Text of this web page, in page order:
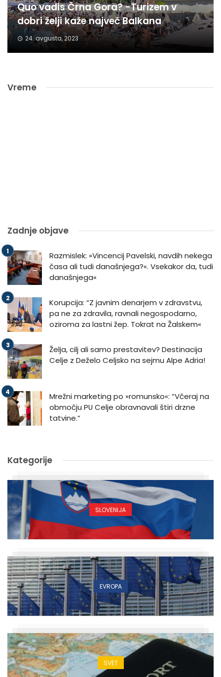
Quo vadis Črna Gora? -Turizem v
dobri želji kaže največ Balkana
24. avgusta, 2023
Vreme
Zadnje objave
Razmislek: »Vincencij Pavelski, navdih nekega
časa ali tudi današnjega?«. Vsekakor da, tudi
današnjega«
Korupcija: “Z javnim denarjem v zdravstvu,
pa ne za zdravila, ravnali negospodarno,
oziroma za lastni žep. Tokrat na Žalskem«
Želja, cilj ali samo prestavitev? Destinacija
Celje z Deželo Celjsko na sejmu Alpe Adria!
Mrežni marketing po »romunsko«: “Včeraj na
območju PU Celje obravnavali štiri drzne
tatvine.”
Kategorije
SLOVENIJA
EVROPA
SVET